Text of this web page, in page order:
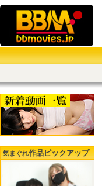
気まぐれ作品ピックアップ